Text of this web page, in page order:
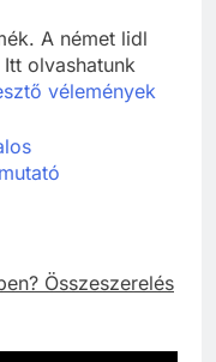
A német lidl
olvashatunk
vélemények
Összeszerelés